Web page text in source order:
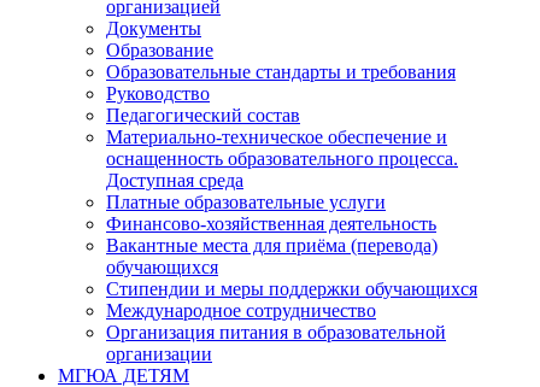
организацией
Документы
Образование
Образовательные стандарты и требования
Руководство
Педагогический состав
Материально-техническое обеспечение и
оснащенность образовательного процесса.
Доступная среда
Платные образовательные услуги
Финансово-хозяйственная деятельность
Вакантные места для приёма (перевода)
обучающихся
Стипендии и меры поддержки обучающихся
Международное сотрудничество
Организация питания в образовательной
организации
МГЮА ДЕТЯМ